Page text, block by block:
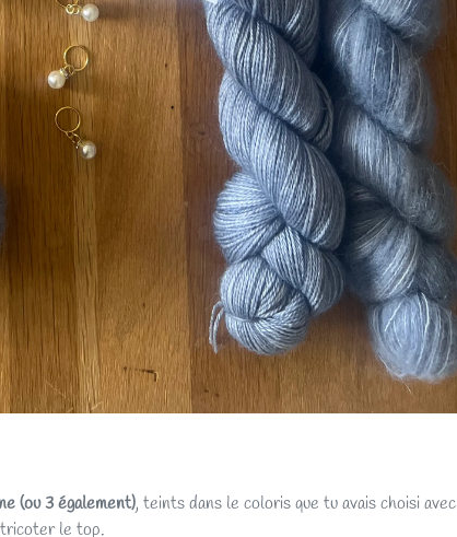
(ou 3 également), teints dans le coloris que tu avais choisi avec
tricoter le top.